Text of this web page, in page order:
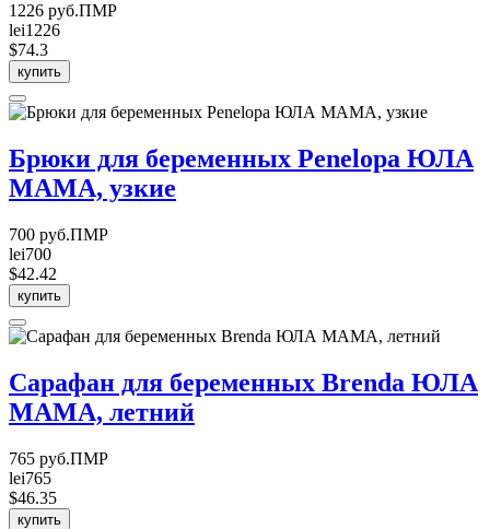
1226 руб.ПМР
lei1226
$74.3
купить
Брюки для беременных Penelopa ЮЛА
МАМА, узкие
700 руб.ПМР
lei700
$42.42
купить
Сарафан для беременных Brenda ЮЛА
МАМА, летний
765 руб.ПМР
lei765
$46.35
купить